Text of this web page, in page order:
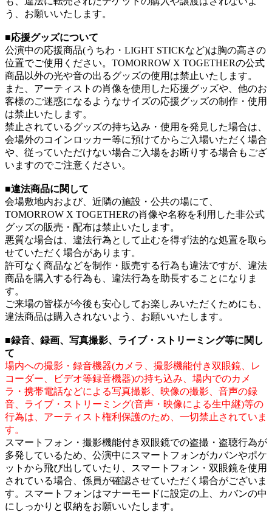
う、お願いいたします。
■応援グッズについて
公演中の応援商品(うちわ・LIGHT STICKなど)は胸の高さの
位置でご使用ください。TOMORROW X TOGETHERの公式
商品以外の光や音の出るグッズの使用は禁止いたします。
また、アーティストの肖像を使用した応援グッズや、他のお
客様のご迷惑になるようなサイズの応援グッズの制作・使用
は禁止いたします。
禁止されているグッズの持ち込み・使用を発見した場合は、
会場外のコインロッカー等に預けてからご入場いただく場合
や、従っていただけない場合ご入場をお断りする場合もござ
いますのでご注意ください。
■違法商品に関して
会場敷地内および、近隣の施設・公共の場にて、
TOMORROW X TOGETHERの肖像や名称を利用した非公式
グッズの販売・配布は禁止いたします。
悪質な場合は、違法行為として止むを得ず法的な処置を取ら
せていただく場合があります。
許可なく商品などを制作・販売する行為も違法ですが、違法
商品を購入する行為も、違法行為を助長することになりま
す。
ご来場の皆様が今後も安心してお楽しみいただくためにも、
違法商品は購入されないよう、お願いいたします。
■録音、録画、写真撮影、ライブ・ストリーミング等に関し
て
場内への撮影・録音機器(カメラ、撮影機能付き双眼鏡、レ
コーダー、ビデオ等録音機器)の持ち込み、場内でのカメ
ラ・携帯電話などによる写真撮影、映像の撮影、音声の録
音、ライブ・ストリーミング(音声・映像による生中継)等の
行為は、アーティスト権利保護のため、一切禁止されていま
す。
スマートフォン・撮影機能付き双眼鏡での盗撮・盗聴行為が
多発しているため、公演中にスマートフォンがカバンやポケ
ットから飛び出していたり、スマートフォン・双眼鏡を使用
されている場合、係員が確認させていただく場合がございま
す。スマートフォンはマナーモードに設定の上、カバンの中
にしっかりと収納をお願いいたします。